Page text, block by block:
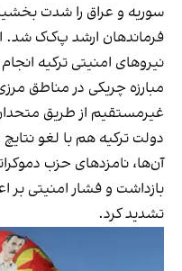
سوریه و عراق را شدت
فرماندهان ارشد پ‌ک‌ک شد.
نیروهای امنیتی ترکیه
مبارزه چریکی در مناطق
غیرمستقیم از طریق
دولت ترکیه هم با لغو
آن‌ها، نامزدهای حزب
بازداشت و فشار امنیتی بر
تشدید کرد.